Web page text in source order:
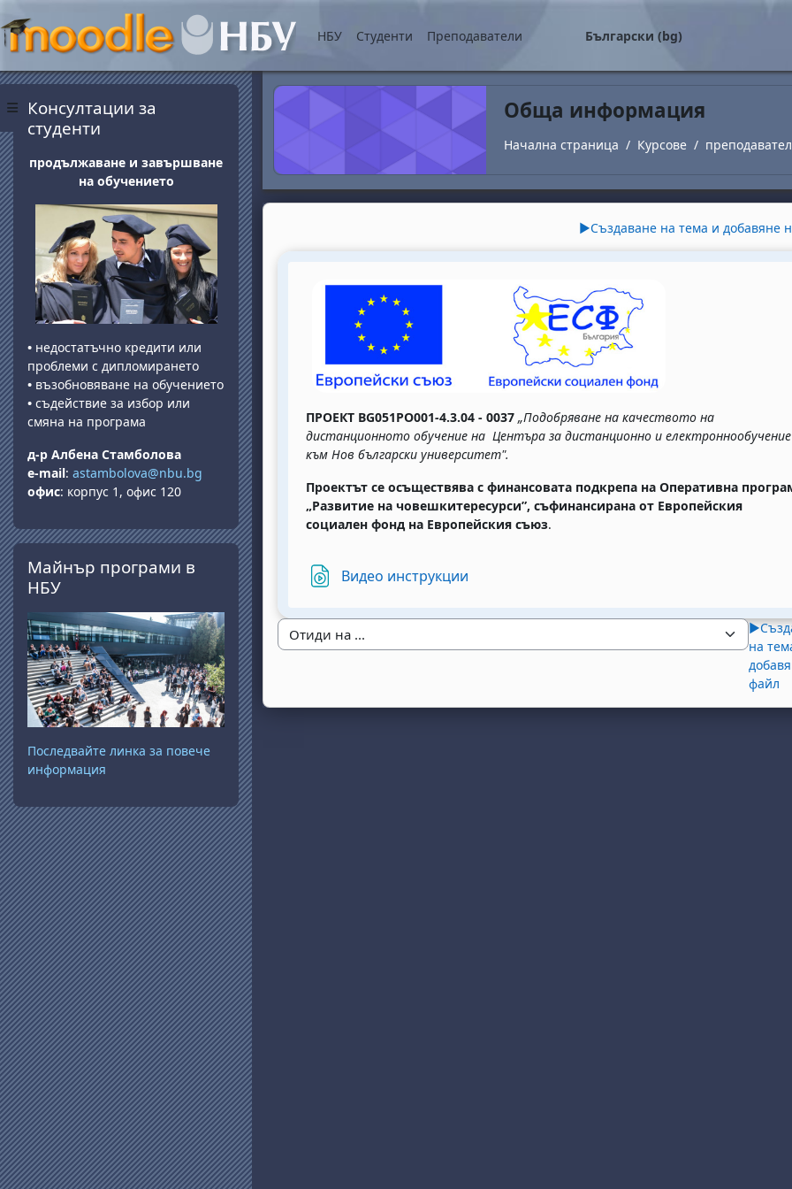
Прескочи на основното съдържание
Страничен панел
НБУ Студенти Преподаватели Български ‎(bg)‎
Обща информация
Начална страница Курсове
▶︎Създаване на тема и добавяне
ПРОЕКТ BG051PO001-4.3.04 - 0037 „Подобряване на качеството на
дистанционното обучение на Центъра за дистанционно и електроннообучение
към Нов български университет".
Проектът се осъществява с финансовата подкрепа на Оперативна
„Развитие на човешкитересурси”, съфинансирана от Европейския
социален фонд на Европейския съюз.
Видео инструкции
▶︎
на
файл
Блокове
Консултации за
студенти
продължаване и завършване
на обучението
• недостатъчно кредити или
проблеми с дипломирането
• възобновяване на обучението
• съдействие за избор или
смяна на програма
д-р Албена Стамболова
e-mail: astambolova@nbu.bg
офис: корпус 1, офис 120
Прескочи Майнър програми в НБУ
Майнър програми в
НБУ
Последвайте линка за повече
информация